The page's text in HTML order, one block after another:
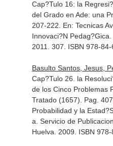
Cap?Tulo 16: la
del Grado en Ade: una
207-222. En: Tecnicas
Innovaci?N Pedag?Gica
2011. 307. ISBN 978-
Basulto Santos, Jesus,
Cap?Tulo 26. la
de los Cinco Problemas
Tratado (1657). Pag.
Probabilidad y la
a. Servicio de
Huelva. 2009. ISBN